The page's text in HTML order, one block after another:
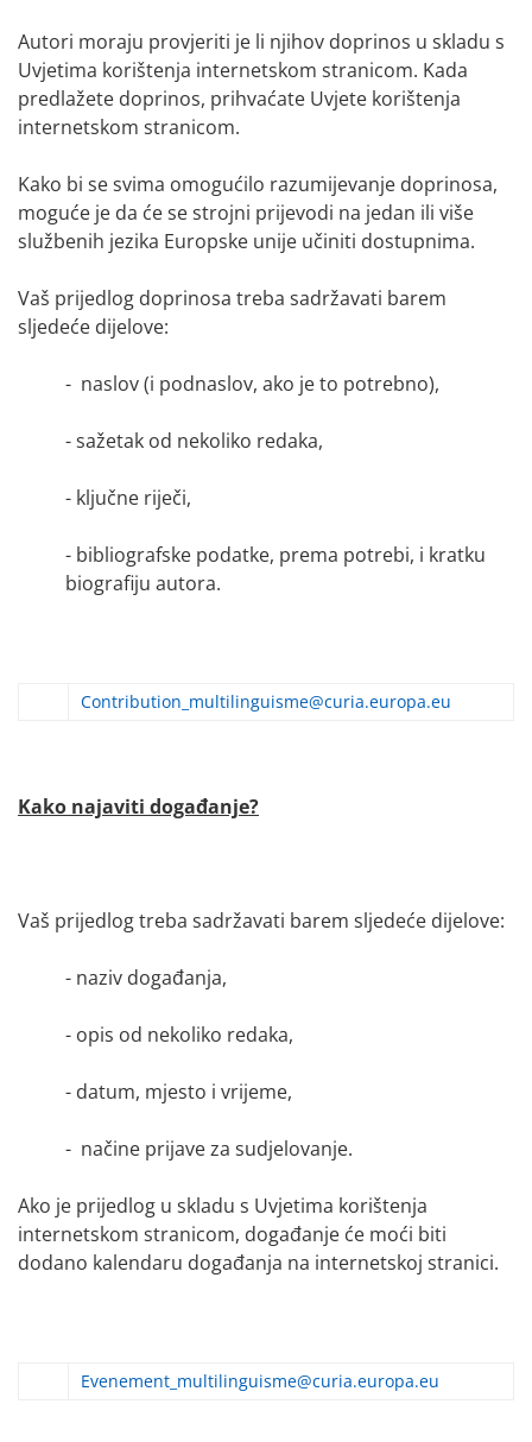
Autori moraju provjeriti je li njihov doprinos u skladu s
Uvjetima korištenja internetskom stranicom. Kada
predlažete doprinos, prihvaćate Uvjete korištenja
internetskom stranicom.
Kako bi se svima omogućilo razumijevanje doprinosa,
moguće je da će se strojni prijevodi na jedan ili više
službenih jezika Europske unije učiniti dostupnima.
Vaš prijedlog doprinosa treba sadržavati barem
sljedeće dijelove:
- naslov (i podnaslov, ako je to potrebno),
- sažetak od nekoliko redaka,
- ključne riječi,
- bibliografske podatke, prema potrebi, i kratku
biografiju autora.
Contribution_multilinguisme@curia.europa.eu
Kako najaviti događanje?
Vaš prijedlog treba sadržavati barem sljedeće dijelove:
- naziv događanja,
- opis od nekoliko redaka,
- datum, mjesto i vrijeme,
- načine prijave za sudjelovanje.
Ako je prijedlog u skladu s Uvjetima korištenja
internetskom stranicom, događanje će moći biti
dodano kalendaru događanja na internetskoj stranici.
Evenement_multilinguisme@curia.europa.eu